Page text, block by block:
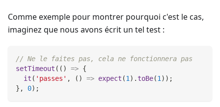
Comme exemple pour montrer pourquoi c'est le cas,
imaginez que nous avons écrit un tel test :
// Ne le faites pas, cela ne fonctionnera pas
setTimeout ( ( ) => {
it ( 'passes' , ( ) => expect (1 ) . toBe(1 ) ) ;
} , 0) ;